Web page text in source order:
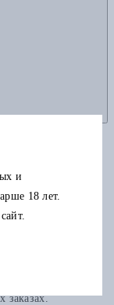
карту.
заказах.
и
18 лет.